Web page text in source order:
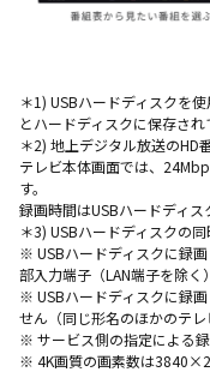
＊1) USBハードディスクを
とハードディスクに保存され
＊2) 地上デジタル放送のHD
テレビ本体画面では、
す。
録画時間はUSBハードディス
＊3) USBハードディスクの
※ USBハードディスクに録
部入力端子（LAN端子を除く
※ USBハードディスクに録
せん（同じ形名のほかのテレ
※ サービス側の指定による
※ 4K画質の画素数は